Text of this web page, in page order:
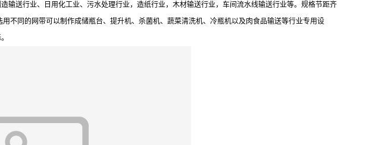
送行业、日用化工业、污水处理行业，造纸行业，木材输送行业，车间流水线输送行业等。规格节距齐
不同的网带可以制作成储瓶台、提升机、杀菌机、蔬菜清洗机、冷瓶机以及肉食品输送等行业专用设